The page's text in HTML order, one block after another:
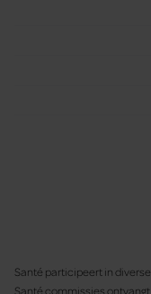
Santé participeert in
Santé commissies